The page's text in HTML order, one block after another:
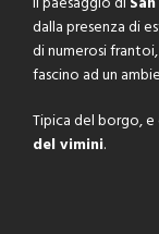
dalla presenza di
di numerosi
fascino ad un
Tipica del borgo,
del vimini.